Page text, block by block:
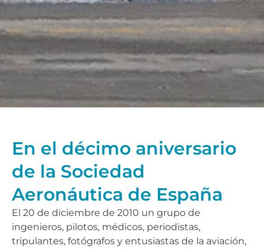
En el décimo aniversario
de la Sociedad
Aeronáutica de España
El 20 de diciembre de 2010 un grupo de
ingenieros, pilotos, médicos, periodistas,
tripulantes, fotógrafos y entusiastas de la aviación,